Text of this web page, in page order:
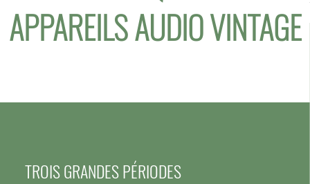
APPAREILS AUDIO VINTAGE
TROIS GRANDES PÉRIODES